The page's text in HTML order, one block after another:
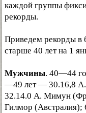
каждой группы
рекорды.
Приведем рекорды в
старше 40 лет на 1
Мужчины. 40—44
—49 лет — 30.16,8
32.14.0 А. Мимун
Гилмор